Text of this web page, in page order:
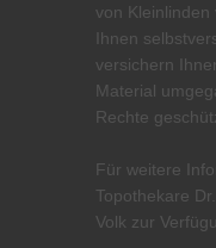
von
Ihnen
versichern
Material
Rechte
Für weitere
Topothekare
Volk zur